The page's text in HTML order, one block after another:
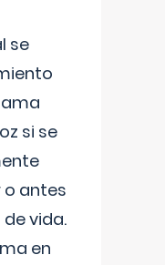
se
si se
o antes
vida.
en